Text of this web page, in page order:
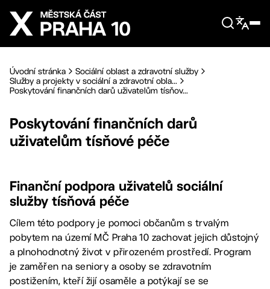
Přejít na hlavní obsah
Úvodní stránka
Sociální oblast a zdravotní služby
Služby a projekty v sociální a zdravotní obla...
Poskytování finančních darů uživatelům tísňov...
Poskytování finančních darů
uživatelům tísňové péče
Finanční podpora uživatelů sociální
služby tísňová péče
Cílem této podpory je pomoci občanům s trvalým
pobytem na území MČ Praha 10 zachovat jejich důstojný
a plnohodnotný život v přirozeném prostředí. Program
je zaměřen na seniory a osoby se zdravotním
postižením, kteří žijí osaměle a potýkají se se